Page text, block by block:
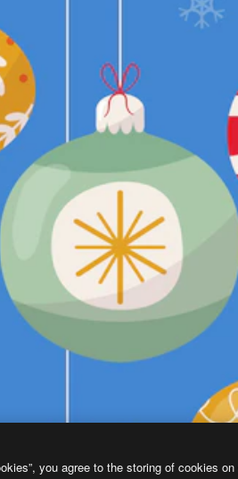
you agree to the storing of cookies